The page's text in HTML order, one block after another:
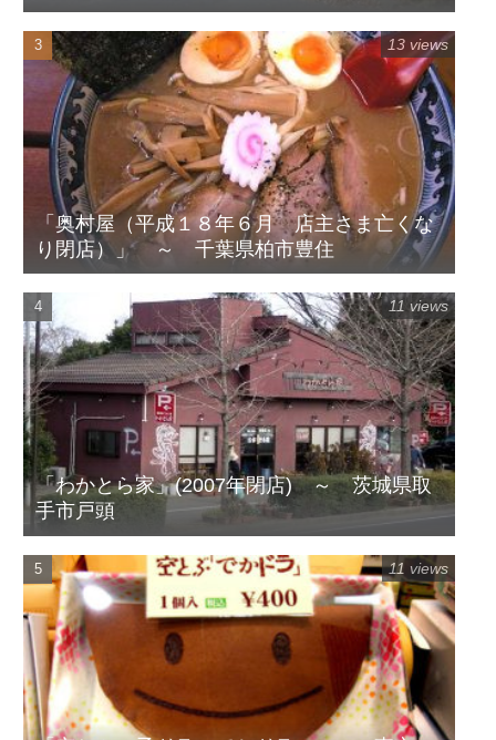
「奥村屋（平成１８年６月 店主さま亡くな
り閉店）」 ～ 千葉県柏市豊住
13 views
「わかとら家」(2007年閉店) ～ 茨城県取
手市戸頭
11 views
11 views